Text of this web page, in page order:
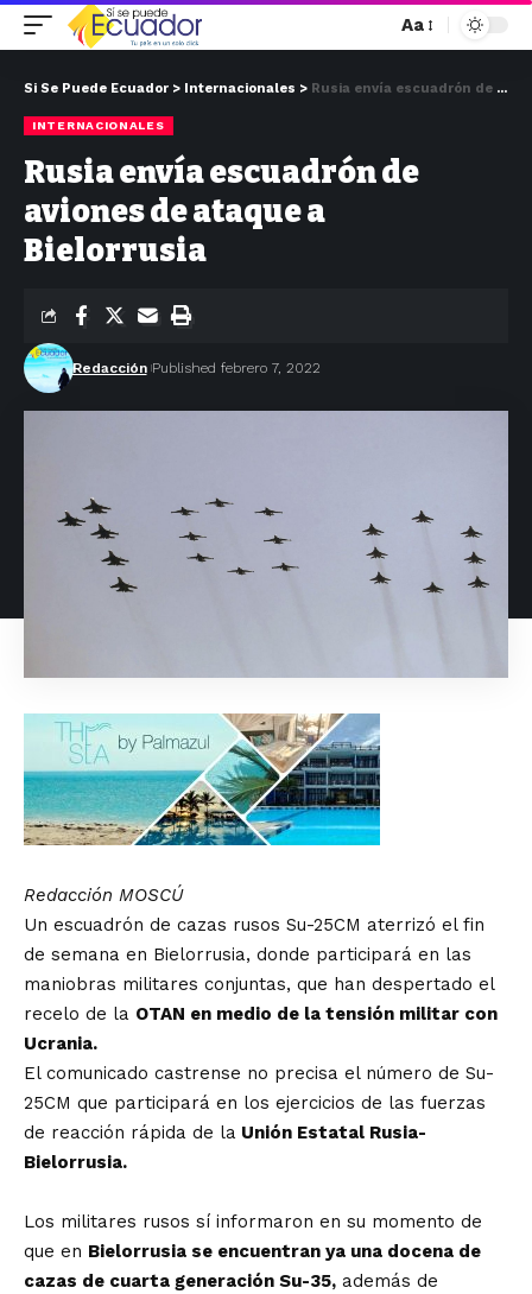
Aa
Si Se Puede Ecuador > Internacionales > Rusia envía escuadrón de aviones de ataque a Bielorrusia
INTERNACIONALES
Rusia envía escuadrón de
aviones de ataque a
Bielorrusia
Redacción Published febrero 7, 2022
Redacción MOSCÚ
Un escuadrón de cazas rusos Su-25CM aterrizó el fin
de semana en Bielorrusia, donde participará en las
maniobras militares conjuntas, que han despertado el
recelo de la OTAN en medio de la tensión militar con
Ucrania.
El comunicado castrense no precisa el número de Su-
25CM que participará en los ejercicios de las fuerzas
de reacción rápida de la Unión Estatal Rusia-
Bielorrusia.
Los militares rusos sí informaron en su momento de
que en Bielorrusia se encuentran ya una docena de
cazas de cuarta generación Su-35, además de